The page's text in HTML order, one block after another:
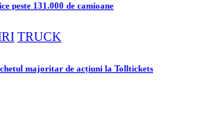
peste 131.000 de camioane
TRUCK
majoritar de acțiuni la Tolltickets